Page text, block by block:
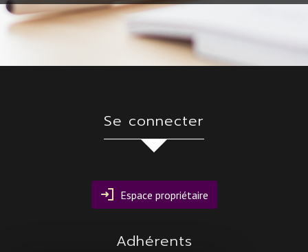
se connecter
Espace propriétaire
adhérents